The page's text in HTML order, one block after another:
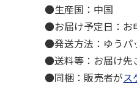
●生産国：中国
●お届け予定日：お
●発送方法：ゆうパ
●送料等：お届け先
●同梱：販売者がス